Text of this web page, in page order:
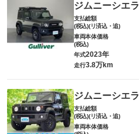
ジムニーシエラ
支払総額
(税込)(リ済込・追)
車両本体価格
(税込)
年式2023年
走行3.8万km
ジムニーシエラ
支払総額
(税込)(リ済込・追)
車両本体価格